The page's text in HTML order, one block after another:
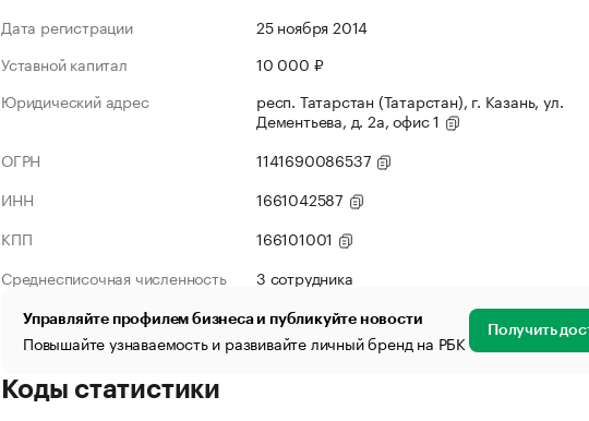
Дата регистрации
25 ноября 2014
Уставной капитал
10 000 ₽
Юридический адрес
респ. Татарстан (Татарстан), г. Казань, ул.
Дементьева, д. 2а, офис 1
ОГРН
1141690086537
ИНН
1661042587
КПП
166101001
Среднесписочная численность
3 сотрудника
Управляйте профилем бизнеса и публикуйте новости
Повышайте узнаваемость и развивайте личный бренд на РБК Получить
Коды статистики